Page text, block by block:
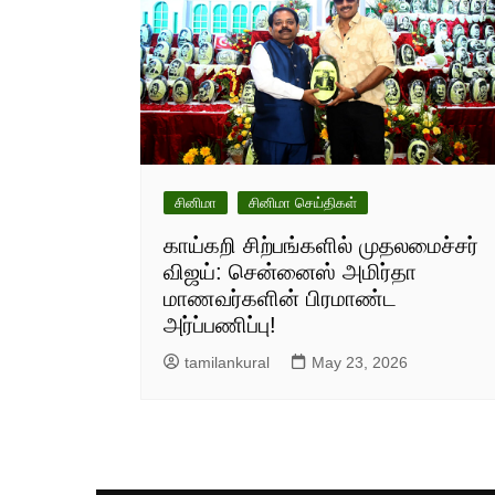
சினிமா சினிமா செய்திகள்
காய்கறி சிற்பங்களில் முதலமைச்சர்
விஜய்: சென்னைஸ் அமிர்தா
மாணவர்களின் பிரமாண்ட
அர்ப்பணிப்பு!
tamilankural May 23, 2026